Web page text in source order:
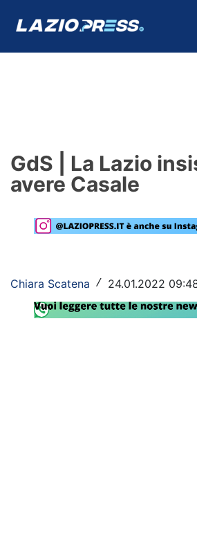
Formello
Primavera
Lazio Women
GdS | La Lazio
avere Casale
Chiara Scatena / 24.01.2022